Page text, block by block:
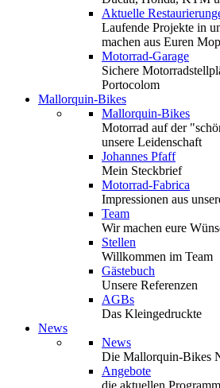
Aktuelle
Laufende Projekte in
machen aus Euren
Motorrad-Garage
Sichere
Portocolom
Mallorquin-Bikes
Mallorquin-Bikes
Motorrad auf der
unsere Leidenschaft
Johannes Pfaff
Mein Steckbrief
Motorrad-Fabrica
Impressionen aus
Team
Wir machen eure
Stellen
Willkommen im Team
Gästebuch
Unsere Referenzen
AGBs
Das Kleingedruckte
News
News
Die Mallorquin-Bikes
Angebote
die aktuellen